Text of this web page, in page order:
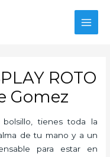
ROTO
Gomez
tienes toda la
de tu mano y a un
para estar en